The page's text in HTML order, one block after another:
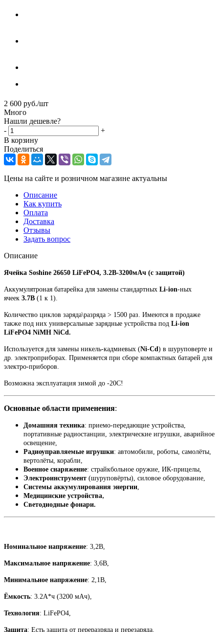
2 600 руб./шт
Много
Нашли дешевле?
-
+
В корзину
Поделиться
Цены на сайте и розничном магазине актуальны
Описание
Как купить
Оплата
Доставка
Отзывы
Задать вопрос
Описание
Ячейка Soshine 26650 LiFePO4, 3.2В-3200мАч (с защитой)
Аккумулятроная батарейка для замены стандартных Li-ion-ных
ячеек 3.7В (1 к 1).
Количество циклов заряда\разряда > 1500 раз. Имеются в продаже
также под них универсальные зарядные устройства под Li-ion
LiFePO4 NiMH NiCd.
Используется для замены никель-кадмиевых (Ni-Cd ) в шуруповерте и
др. электроприборах. Применяется при сборе компактных батарей для
электро-приборов.
Возможна эксплуатация зимой до -20С!
Основные области применения:
Домашняя техника: приемо-передающие устройства,
портативные радиостанции, электрические игрушки, аварийное
освещение,
Радиоуправляемые игрушки: автомобили, роботы, самолёты,
вертолёты, корабли,
Военное снаряжение: страйкбольное оружие, ИК-прицелы,
Электроинструмент (шуруповёрты), силовое оборудование,
Системы аккумулирования энергии
Медицинские устройства,
Светодиодные фонари.
Номинальное напряжение: 3,2В,
Максимальное напряжение: 3,6В,
Минимальное напряжение: 2,1В,
Ёмкость: 3.2А*ч (3200 мАч),
Технология: LiFePO4,
Защита: Есть защита от переразряда и перезаряда.